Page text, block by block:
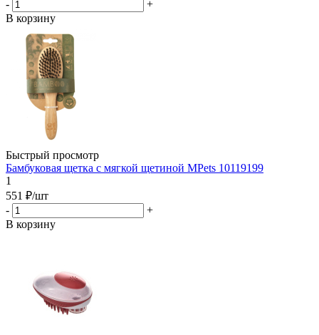
-
+
В корзину
Быстрый просмотр
Бамбуковая щетка с мягкой щетиной MPets 10119199
1
551 ₽/шт
-
+
В корзину